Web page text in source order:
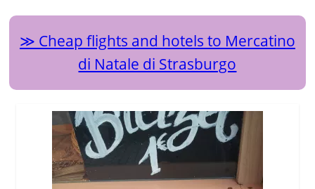
Cheap flights and hotels to Mercatino
di Natale di Strasburgo